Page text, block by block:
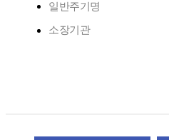
일반주기명
소장기관